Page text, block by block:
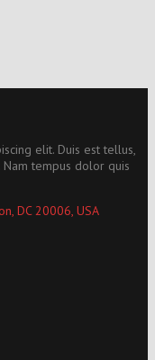
elit. Duis est tellus,
tempus dolor quis
DC 20006, USA